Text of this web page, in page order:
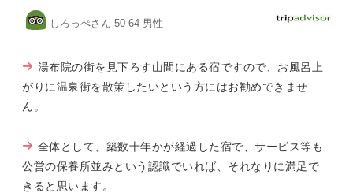
しろっぺさん 50-64 男性
湯布院の街を見下ろす山間にある宿ですので、お風呂上
がりに温泉街を散策したいという方にはお勧めできませ
ん。
全体として、築数十年かが経過した宿で、サービス等も
公営の保養所並みという認識でいれば、それなりに満足で
きると思います。